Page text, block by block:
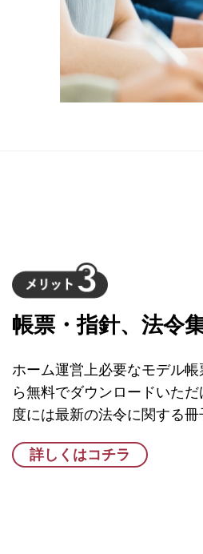
帳票・指針、法令
ホーム運営上必要なモデル
ら無料でダウンロードいた
度には最新の法令に関する冊
詳しくはコチラ